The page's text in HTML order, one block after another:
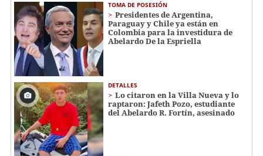
TOMA DE POSESIÓN
Presidentes de Argentina,
Paraguay y Chile ya están en
Colombia para la investidura de
Abelardo De la Espriella
DETALLES
Lo citaron en la Villa Nueva y lo
raptaron: Jafeth Pozo, estudiante
del Abelardo R. Fortín, asesinado